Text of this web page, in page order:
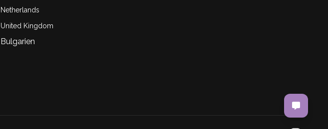
Netherlands
United Kingdom
Bulgarien